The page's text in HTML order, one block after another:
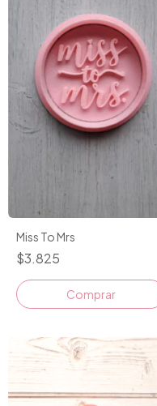
Miss To Mrs
$3.825
Comprar